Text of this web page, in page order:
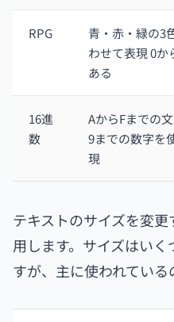
RPG
青・赤・緑の3
わせて表現 0か
ある
16進
数
AからFまでの
9までの数字を
現
テキストのサイズを変
用します。サイズはい
すが、主に使われている